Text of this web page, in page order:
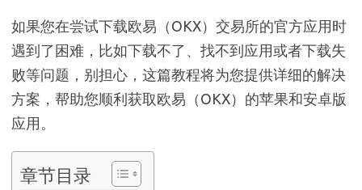
如果您在尝试下载欧易（OKX）交易所的官方应用时
遇到了困难，比如下载不了、找不到应用或者下载失
败等问题，别担心，这篇教程将为您提供详细的解决
方案，帮助您顺利获取欧易（OKX）的苹果和安卓版
应用。
章节目录